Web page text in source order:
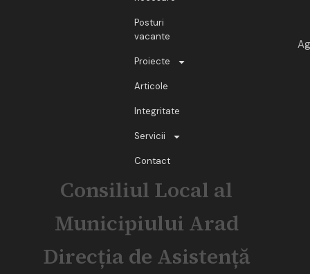
Posturi
vacante
Proiecte
Articole
Integritate
Servicii
Contact
Consiliul Local al
Municipiului Arad
Direcția de Asistență